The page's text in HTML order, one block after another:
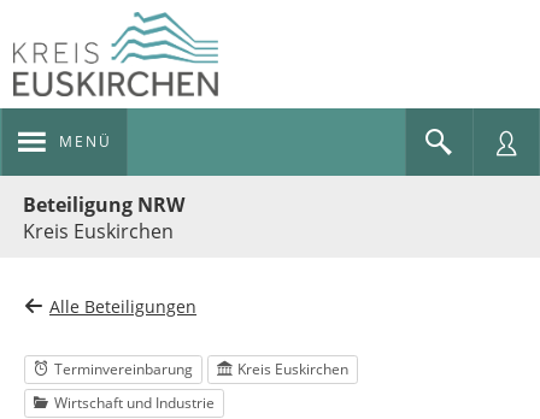
MENÜ
Beteiligung NRW
Kreis Euskirchen
Alle Beteiligungen
Terminvereinbarung
Kreis Euskirchen
Wirtschaft und Industrie